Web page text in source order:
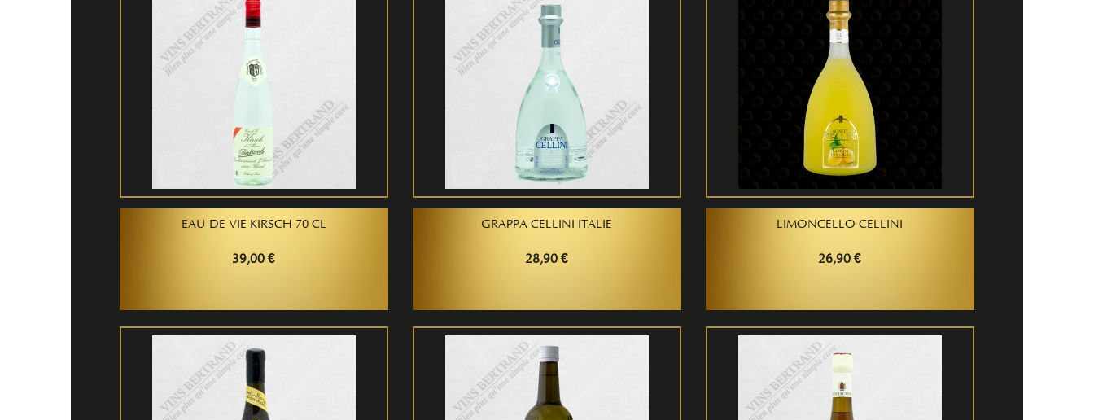
EAU DE VIE KIRSCH 70 CL
39,00 €
GRAPPA CELLINI ITALIE
28,90 €
LIMONCELLO CELLINI
26,90 €